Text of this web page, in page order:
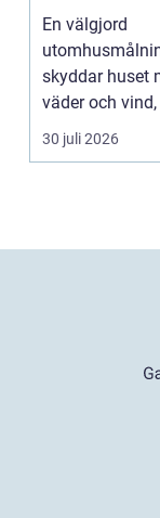
vackert
En välgjord
skyddar huset
väder och
30 juli 2026